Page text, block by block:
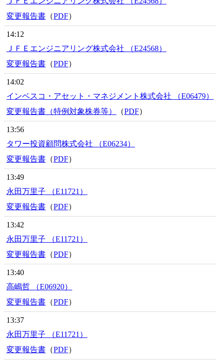
変更報告書 （PDF）
14:12
ＪＦＥエンジニアリング株式会社 （E24568）
変更報告書 （PDF）
14:02
インベスコ・アセット・マネジメント株式会社 （E06479）
変更報告書（特例対象株券等）
（PDF）
13:56
タワー投資顧問株式会社 （E06234）
変更報告書 （PDF）
13:49
永田万里子 （E11721）
変更報告書 （PDF）
13:42
永田万里子 （E11721）
変更報告書 （PDF）
13:40
高嶋哲 （E06920）
変更報告書 （PDF）
13:37
永田万里子 （E11721）
変更報告書 （PDF）